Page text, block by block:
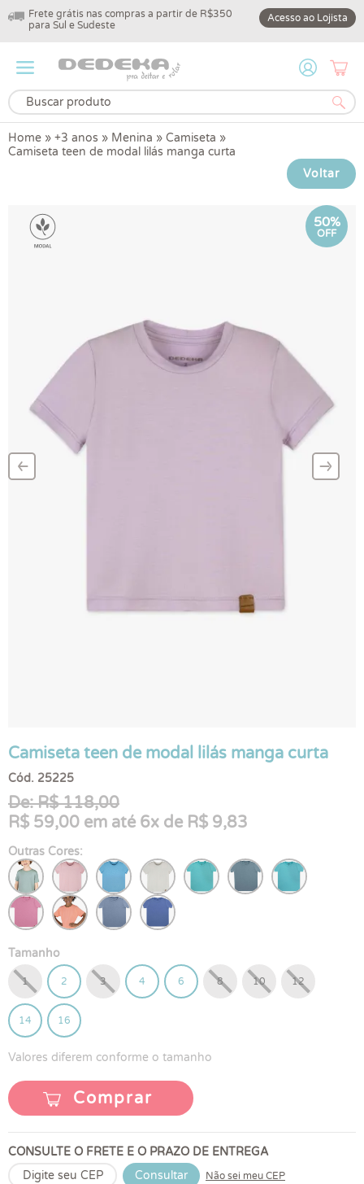
Frete grátis nas compras a partir de R$350
para Sul e Sudeste
10% off na
DEDEKA10
Acesso ao Lojista
Home » +3 anos » Menina » Camiseta »
Camiseta teen de modal lilás manga curta
Voltar
50%
OFF
–
‹ –
›
Camiseta teen de modal lilás manga curta
Cód. 25225
De: R$ 118,00
R$ 59,00 em até 6x de R$ 9,83
Outras Cores:
Tamanho
1 2 3 4 6 8 10 12
14 16
Valores diferem conforme o tamanho
Comprar
CONSULTE O FRETE E O PRAZO DE ENTREGA
Consultar
Não sei meu CEP